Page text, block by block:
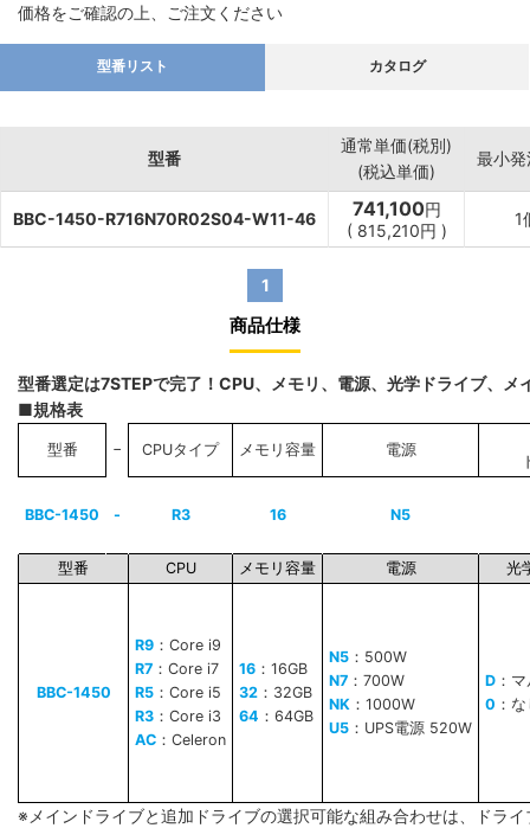
価格をご確認の上、ご注文ください
型番リスト カタログ
型番
通常単価(税別)
(税込単価)
最小
BBC-1450-R716N70R02S04-W11-46 741,100円
( 815,210円 )
1
1
商品仕様
型番選定は7STEPで完了！CPU、メモリ、電源、光学ドライブ、
■規格表
型番 − CPUタイプ メモリ容量 電源
BBC-1450 - R3 16 N5
型番 CPU メモリ容量 電源 光
BBC-1450
R9 ：Core i9
R7 ：Core i7
R5 ：Core i5
R3 ：Core i3
AC ：Celeron
16 ：16GB
32 ：32GB
64 ：64GB
N5 ：500W
N7 ：700W
NK ：1000W
U5 ：UPS電源 520W
D ：
0 ：
※メインドライブと追加ドライブの選択可能な組み合わせは、ドラ